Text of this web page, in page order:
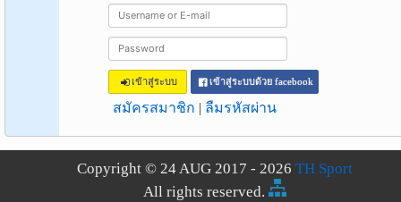
เข้าสู่ระบบ เข้าสู่ระบบด้วย facebook
สมัครสมาชิก | ลืมรหัสผ่าน
Copyright © 24 AUG 2017 - 2026 TH Sport
All rights reserved.